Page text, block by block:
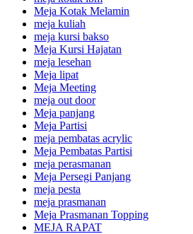
Meja Kotak Melamin
meja kuliah
meja kursi bakso
Meja Kursi Hajatan
meja lesehan
Meja lipat
Meja Meeting
meja out door
Meja panjang
Meja Partisi
meja pembatas acrylic
Meja Pembatas Partisi
meja perasmanan
Meja Persegi Panjang
meja pesta
meja prasmanan
Meja Prasmanan Topping
MEJA RAPAT